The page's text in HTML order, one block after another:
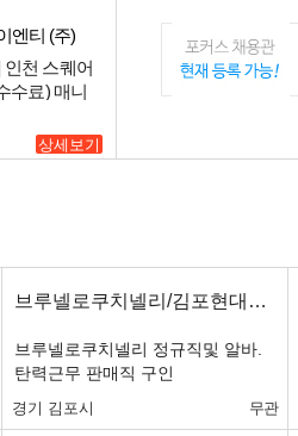
엔티 (주)
인천 스퀘어
수료) 매니
상세보기
브루넬로쿠치넬리/김포현대아울렛
브루넬로쿠치넬리 정규직및 알바.
탄력근무 판매직 구인
경기 김포시 무관